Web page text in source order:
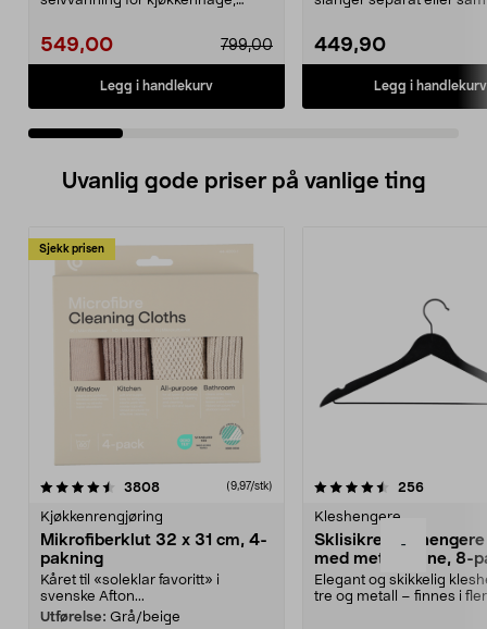
-
549,00 799,00
Legg i handlekurv
449,90
Legg i handlekurv
Uvanlig gode priser på vanlige ting
Sjekk prisen
3808anmeldelser(9,97/stk)
Kjøkkenrengjøring
Mikrofiberklut 32 x 31 cm, 4-
pakning
Kåret til «soleklar favoritt» i
svenske Afton...
Utførelse: Grå/beige
4.5av 5 stjerner 256
Kleshengere
Sklisikre
med metallpinne, 8-
Elegant og skikkelig
tre og metall – finnes i
4.5av 5 stjerner